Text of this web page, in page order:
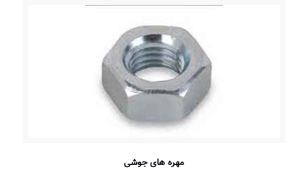
مهره های جوشی